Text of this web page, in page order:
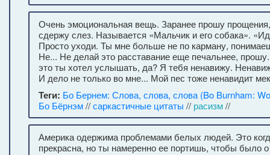
Очень эмоциональная вещь. Заранее прошу
сдержу слез. Называется «Мальчик и его собака».
Просто уходи. Ты мне больше не по карману,
Не... Не делай это расставание еще печальнее,
это ты хотел услышать, да? Я тебя ненавижу.
И дело не только во мне... Мой пес тоже ненавидит
Теги: Бо Бернем: Слова, слова, слова (Bo Burnham:
Бо Бёрнэм//саркастичные цитаты // расизм//
Америка одержима проблемами белых людей. Это
прекрасна, но ты намеренно ее портишь, чтобы было о